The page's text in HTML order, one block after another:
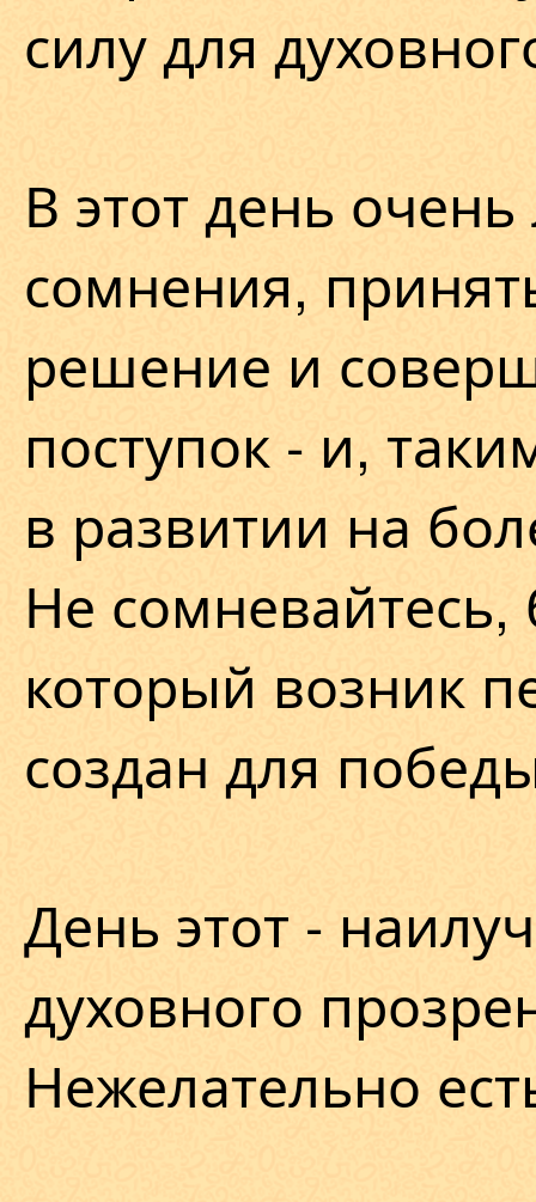
силу для
В этот день
сомнения,
решение и
поступок - и,
в развитии на
Не сомневайтесь,
который возник
создан для
День этот -
духовного
Нежелательно